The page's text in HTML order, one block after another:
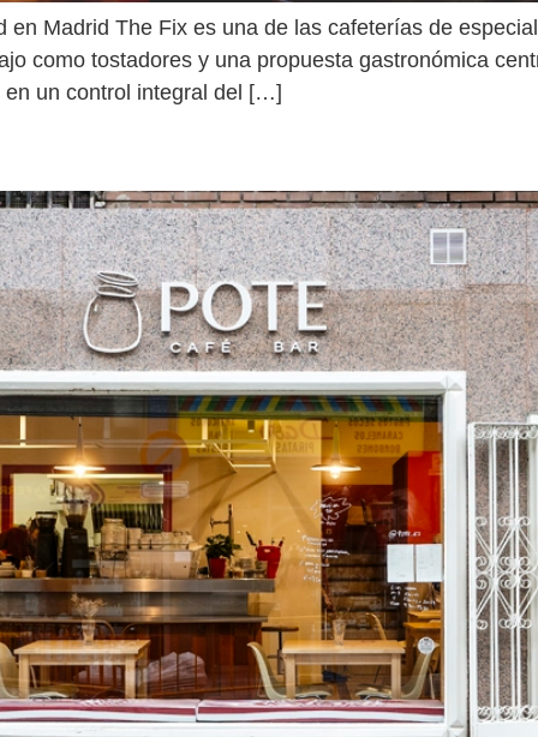
Madrid The Fix es una de las cafeterías de
como tostadores y una propuesta gastronómica
en un control integral del […]